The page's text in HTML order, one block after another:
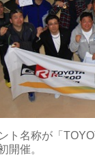
ト名称が「
開催。